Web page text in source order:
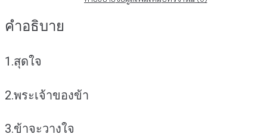
คำอธิบาย
1.สุดใจ
2.พระเจ้าของข้า
3.ข้าจะวางใจ